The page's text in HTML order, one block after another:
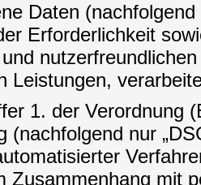
Daten
Erforderlichkeit
Leistungen,
1. der Verordnung
(nachfolgend nur
Zusammenhang mit